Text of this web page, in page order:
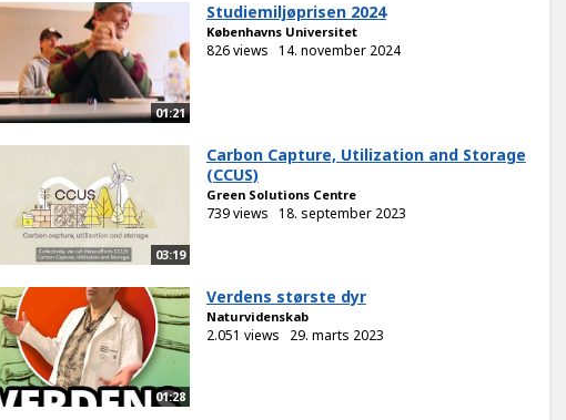
01:21
Studiemiljøprisen 2024
Københavns Universitet
826 views 14. november 2024
03:19
Carbon Capture, Utilization and Storage
(CCUS)
Green Solutions Centre
739 views 18. september 2023
01:28
Verdens største dyr
Naturvidenskab
2.051 views 29. marts 2023